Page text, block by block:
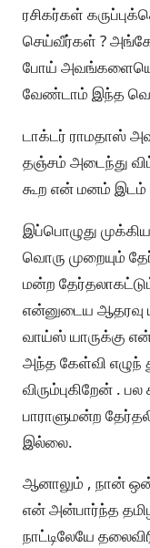
ரசிகர்கள்
செய்வீர்கள் ?
போய்
வேண்டாம் இந்த
டாக்டர் ராமதாஸ்
தஞ்சம் அடைந்து
கூற என் மனம்
இப்பொழுது
வொரு முறையும்
மன்ற
என்னுடைய ஆதரவு
வாய்ஸ் யாருக்கு
அந்த கேள்வி
விரும்புகிறேன் .
பாராளுமன்ற
இல்லை.
ஆனாலும் , நான்
என் அன்பார்ந்த
நாட்டிலேயே